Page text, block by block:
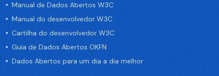
Manual de Dados Abertos W3C
Manual do desenvolvedor W3C
Cartilha do desenvolvedor W3C
Guia de Dados Abertos OKFN
Dados Abertos para um dia a dia melhor